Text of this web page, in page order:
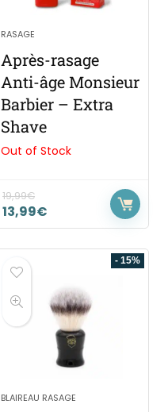
RASAGE
Après-rasage
Anti-âge Monsieur
Barbier – Extra
Shave
Out of Stock
19,99€
13,99€
- 15%
BLAIREAU RASAGE